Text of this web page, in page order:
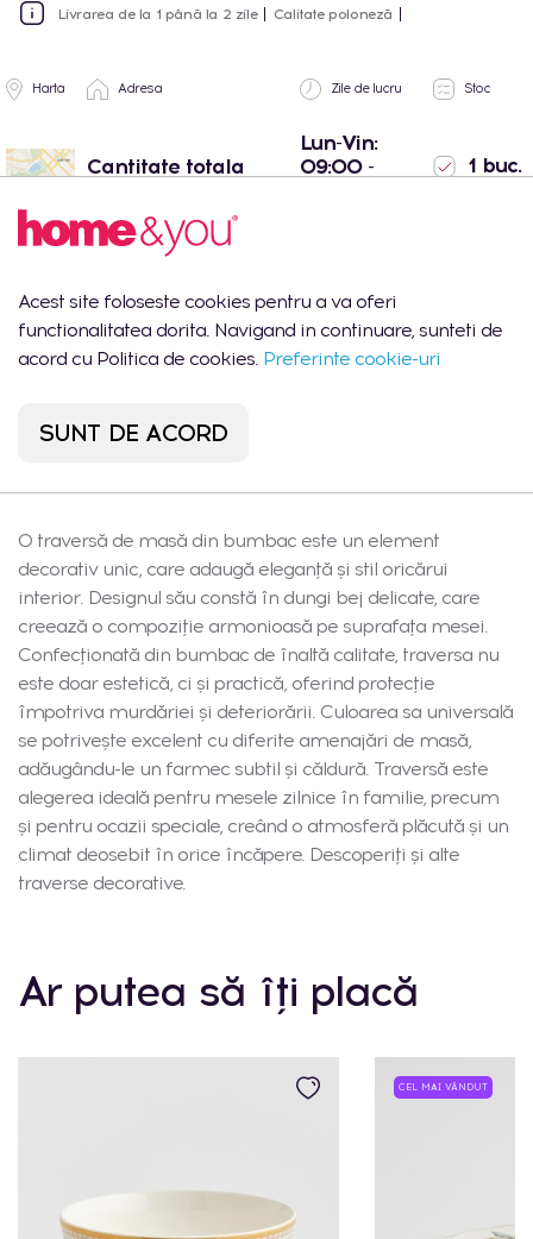
Livrarea de la 1 până la 2 zile Calitate poloneză
Harta Adresa Zile de lucru Stoc
Cantitate totala
Lun-Vin:
09:00 -
1 buc.
Shopping MallDova
- Chișinău, str.
Port Mall -
Chișinău, str. Mihail
Sadoveanu 42/6
Lun-Dum:
10:00 -
22:00
0
buc.
O traversă de masă din bumbac este un element
decorativ unic, care adaugă eleganță și stil oricărui
interior. Designul său constă în dungi bej delicate, care
creează o compoziție armonioasă pe suprafața mesei.
Confecționată din bumbac de înaltă calitate, traversa nu
este doar estetică, ci și practică, oferind protecție
împotriva murdăriei și deteriorării. Culoarea sa universală
se potrivește excelent cu diferite amenajări de masă,
adăugându-le un farmec subtil și căldură. Traversă este
alegerea ideală pentru mesele zilnice în familie, precum
și pentru ocazii speciale, creând o atmosferă plăcută și un
climat deosebit în orice încăpere. Descoperiți și alte
traverse decorative.
Ar putea să îți placă
CEL MAI VÂNDUT
Acest site foloseste cookies pentru a va oferi
functionalitatea dorita. Navigand in continuare, sunteti de
acord cu Politica de cookies. Preferinte cookie-uri
SUNT DE ACORD